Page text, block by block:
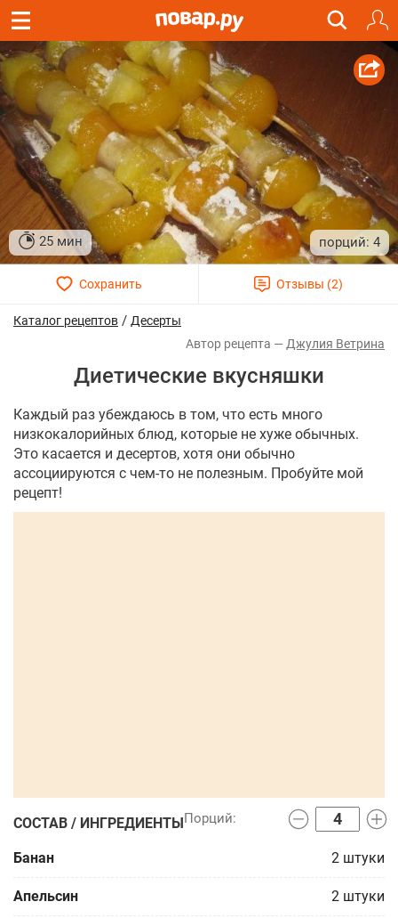
25 мин 4
Каталог рецептов / Десерты
Джулия Ветрина
Диетические вкусняшки
Каждый раз убеждаюсь в том, что есть много
низкокалорийных блюд, которые не хуже обычных.
Это касается и десертов, хотя они обычно
ассоциируются с чем-то не полезным. Пробуйте мой
рецепт!
СОСТАВ / ИНГРЕДИЕНТЫ
Банан 2 штуки
Апельсин 2 штуки